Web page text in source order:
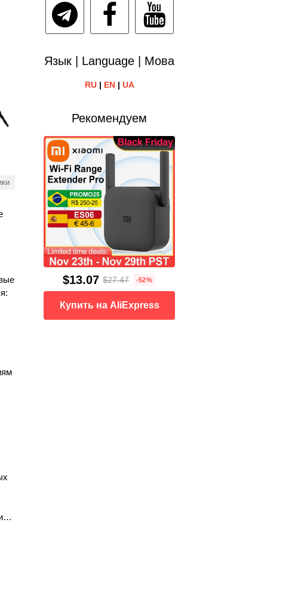
Язык | Language | Мова
RU| EN| UA
Рекомендуем
$13.07 $27.47 -52%
Купить на AliExpress